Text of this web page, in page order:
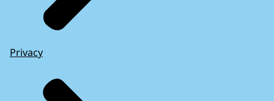
Privacy